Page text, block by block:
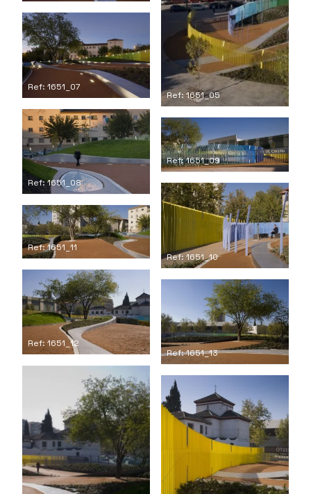
Ref: 1651_05
Ref: 1651_07
Ref: 1651_08
Ref: 1651_09
Ref: 1651_10
Ref: 1651_11
Ref: 1651_12
Ref: 1651_13